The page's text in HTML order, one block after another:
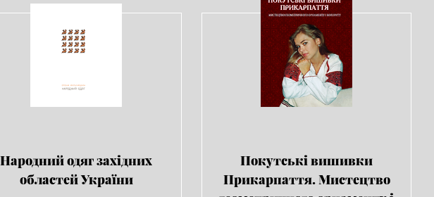
Народний одяг західних
областей України
Покутські вишивки
Прикарпаття. Мистецтво